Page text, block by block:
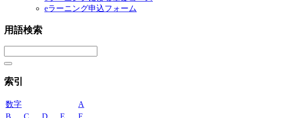
eラーニング申込フォーム
用語検索
索引
数字
A
B
C D E
F